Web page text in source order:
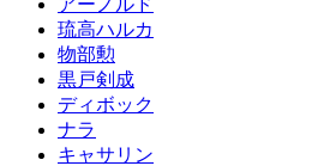
アーノルド
琉高ハルカ
物部勲
黒戸剣成
ディボック
ナラ
キャサリン